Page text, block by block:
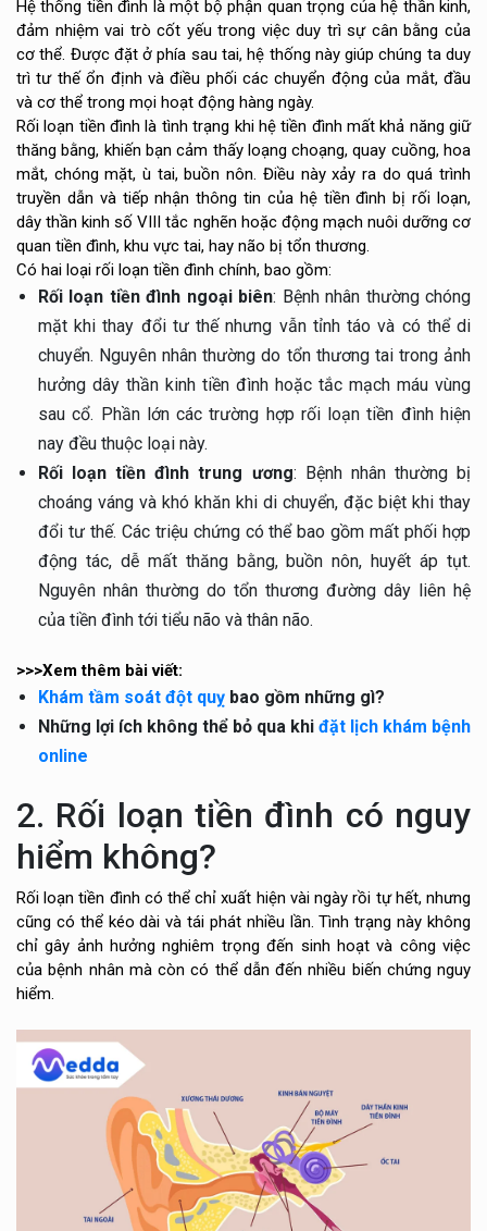
Hệ thống tiền đình là một bộ phận quan trọng của hệ thần kinh,
đảm nhiệm vai trò cốt yếu trong việc duy trì sự cân bằng của
cơ thể. Được đặt ở phía sau tai, hệ thống này giúp chúng ta duy
trì tư thế ổn định và điều phối các chuyển động của mắt, đầu
và cơ thể trong mọi hoạt động hàng ngày.
Rối loạn tiền đình là tình trạng khi hệ tiền đình mất khả năng giữ
thăng bằng, khiến bạn cảm thấy loạng choạng, quay cuồng, hoa
mắt, chóng mặt, ù tai, buồn nôn. Điều này xảy ra do quá trình
truyền dẫn và tiếp nhận thông tin của hệ tiền đình bị rối loạn,
dây thần kinh số VIII tắc nghẽn hoặc động mạch nuôi dưỡng cơ
quan tiền đình, khu vực tai, hay não bị tổn thương.
Có hai loại rối loạn tiền đình chính, bao gồm:
Rối loạn tiền đình ngoại biên: Bệnh nhân thường chóng
mặt khi thay đổi tư thế nhưng vẫn tỉnh táo và có thể di
chuyển. Nguyên nhân thường do tổn thương tai trong ảnh
hưởng dây thần kinh tiền đình hoặc tắc mạch máu vùng
sau cổ. Phần lớn các trường hợp rối loạn tiền đình hiện
nay đều thuộc loại này.
Rối loạn tiền đình trung ương: Bệnh nhân thường bị
choáng váng và khó khăn khi di chuyển, đặc biệt khi thay
đổi tư thế. Các triệu chứng có thể bao gồm mất phối hợp
động tác, dễ mất thăng bằng, buồn nôn, huyết áp tụt.
Nguyên nhân thường do tổn thương đường dây liên hệ
của tiền đình tới tiểu não và thân não.
>>>Xem thêm bài viết:
Khám tầm soát đột quỵ bao gồm những gì?
Những lợi ích không thể bỏ qua khi đặt lịch khám bệnh
online
2. Rối loạn tiền đình có nguy
hiểm không?
Rối loạn tiền đình có thể chỉ xuất hiện vài ngày rồi tự hết, nhưng
cũng có thể kéo dài và tái phát nhiều lần. Tình trạng này không
chỉ gây ảnh hưởng nghiêm trọng đến sinh hoạt và công việc
của bệnh nhân mà còn có thể dẫn đến nhiều biến chứng nguy
hiểm.